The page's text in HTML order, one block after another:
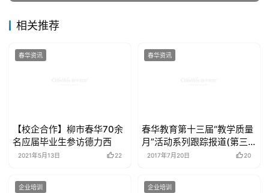
相关推荐
春华资讯
【校企合作】柳市春华70余
名应届毕业生参访德力西
2021年5月13日 22
春华资讯
春华教育第十三届“教学质量
月”活动系列跟踪报道(第三
辑)
2017年7月20日 20
企业培训 企业培训